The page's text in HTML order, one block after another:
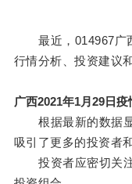
最近，014967广西
行情分析、投资建议
广西2021年1月29日疫
根据最新的数据显
吸引了更多的投资者
投资者应密切关注